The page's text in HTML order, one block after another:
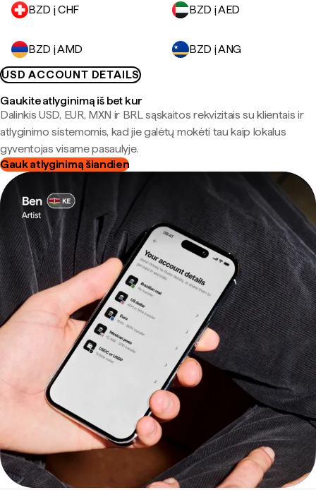
BZD į CHF BZD į AED
BZD į AMD
BZD į ANG
USD ACCOUNT DETAILS
Gaukite atlyginimą iš bet kur
Dalinkis USD, EUR, MXN ir BRL sąskaitos rekvizitais su klientais ir
atlyginimo sistemomis, kad jie galėtų mokėti tau kaip lokalus
gyventojas visame pasaulyje.
Gauk atlyginimą šiandien